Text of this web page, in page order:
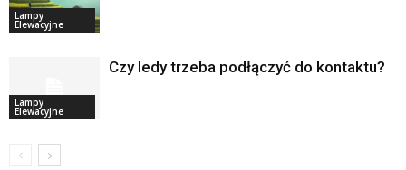
Lampy
Elewacyjne
Lampy
Elewacyjne
Czy ledy trzeba podłączyć do kontaktu?